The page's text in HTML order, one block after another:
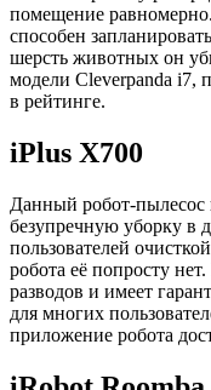
помещение
способен
шерсть животных он
модели Cleverpanda i7,
в рейтинге.
iPlus X700
Данный робот-пылесос
безупречную уборку в
пользователей
робота её попросту
разводов и имеет
для многих
приложение робота